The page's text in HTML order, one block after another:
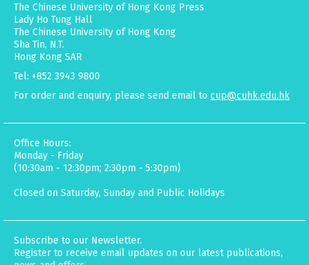
The Chinese University of Hong Kong Press
Lady Ho Tung Hall
The Chinese University of Hong Kong
Sha Tin, N.T.
Hong Kong SAR
Tel: +852 3943 9800
For order and enquiry, please send email to cup@cuhk.edu.hk
Office Hours:
Monday - Friday
(10:30am - 12:30pm; 2:30pm - 5:30pm)
Closed on Saturday, Sunday and Public Holidays
Subscribe to our Newsletter.
Register to receive email updates on our latest publications,